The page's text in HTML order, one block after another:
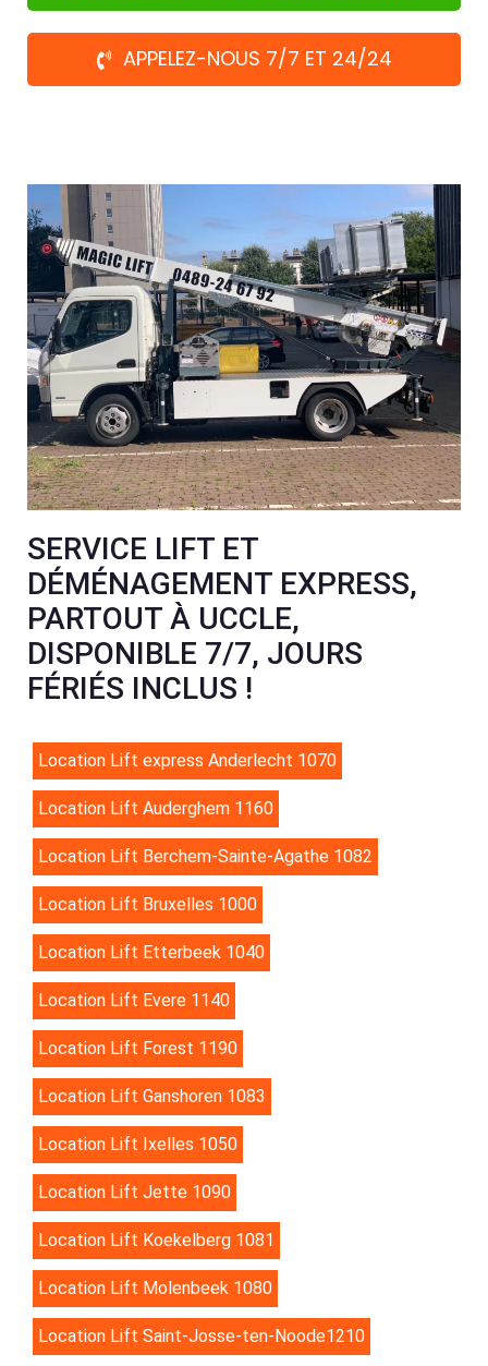
APPELEZ-NOUS 7/7 ET 24/24
SERVICE LIFT ET
DÉMÉNAGEMENT EXPRESS,
PARTOUT À UCCLE,
DISPONIBLE 7/7, JOURS
FÉRIÉS INCLUS !
Location Lift express Anderlecht 1070
Location Lift Auderghem 1160
Location Lift Berchem-Sainte-Agathe 1082
Location Lift Bruxelles 1000
Location Lift Etterbeek 1040
Location Lift Evere 1140
Location Lift Forest 1190
Location Lift Ganshoren 1083
Location Lift Ixelles 1050
Location Lift Jette 1090
Location Lift Koekelberg 1081
Location Lift Molenbeek 1080
Location Lift Saint-Josse-ten-Noode1210